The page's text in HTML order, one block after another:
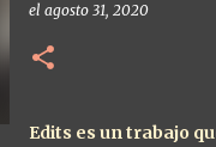
el agosto 31, 2020
Edits es un trabajo